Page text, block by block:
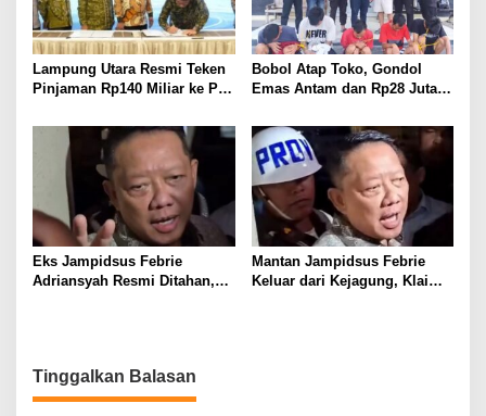
Lampung Utara Resmi Teken
Pinjaman Rp140 Miliar ke PT
Jalan
Bobol Atap Toko, Gondol
Emas Antam dan Rp28 Juta!
Bersama Reskrim Polsek
Kotabumi Kota Bekuk
Komplotan Curat
Eks Jampidsus Febrie
Adriansyah Resmi Ditahan,
Mantan Jampidsus Febrie
Keluar dari Kejagung, Klaim
Tinggalkan Balasan